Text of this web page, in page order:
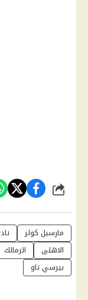
شارك
مارسيل كولر
الاهلى
الزمالك
بيرسي تاو